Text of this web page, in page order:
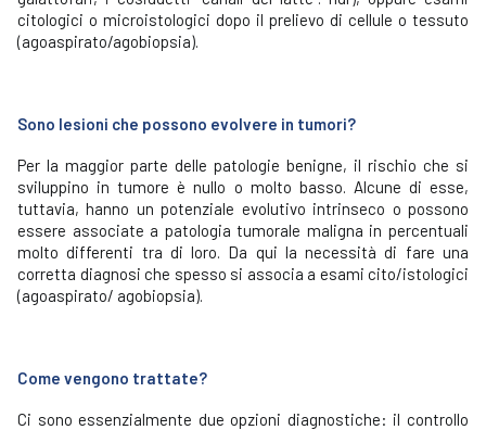
citologici o microistologici dopo il prelievo di cellule o tessuto
(agoaspirato/agobiopsia).
Sono lesioni che possono evolvere in tumori?
Per la maggior parte delle patologie benigne, il rischio che si
sviluppino in tumore è nullo o molto basso. Alcune di esse,
tuttavia, hanno un potenziale evolutivo intrinseco o possono
essere associate a patologia tumorale maligna in percentuali
molto differenti tra di loro. Da qui la necessità di fare una
corretta diagnosi che spesso si associa a esami cito/istologici
(agoaspirato/ agobiopsia).
Come vengono trattate?
Ci sono essenzialmente due opzioni diagnostiche: il controllo